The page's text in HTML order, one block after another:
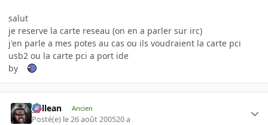
salut
je reserve la carte reseau (on en a parler sur irc)
j'en parle a mes potes au cas ou ils voudraient la carte pci
usb2 ou la carte pci a port ide
by
gallean Ancien
Posté(e) le 26 août 200520 a